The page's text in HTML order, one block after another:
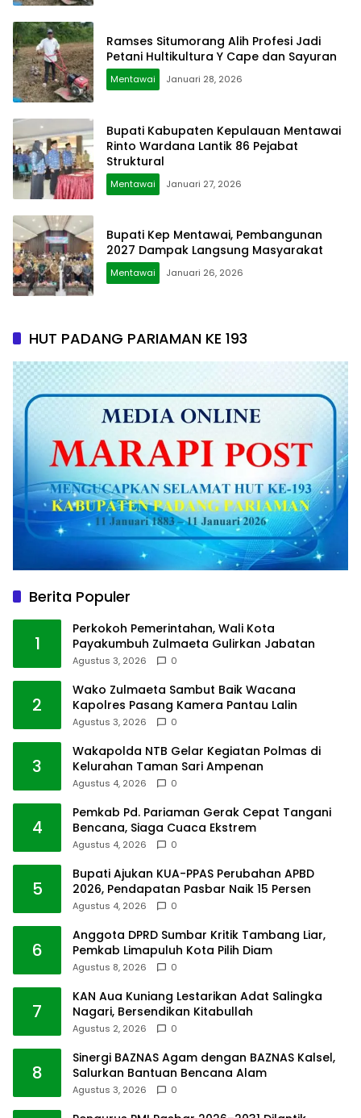
Ramses Situmorang Alih Profesi Jadi
Petani Hultikultura Y Cape dan Sayuran
Mentawai Januari 28, 2026
Bupati Kabupaten Kepulauan Mentawai
Rinto Wardana Lantik 86 Pejabat
Struktural
Mentawai Januari 27, 2026
Bupati Kep Mentawai, Pembangunan
2027 Dampak Langsung Masyarakat
Mentawai Januari 26, 2026
HUT PADANG PARIAMAN KE 193
Berita Populer
1
Perkokoh Pemerintahan, Wali Kota
Payakumbuh Zulmaeta Gulirkan Jabatan
Agustus 3, 2026 0
2
Wako Zulmaeta Sambut Baik Wacana
Kapolres Pasang Kamera Pantau Lalin
Agustus 3, 2026 0
3
Wakapolda NTB Gelar Kegiatan Polmas di
Kelurahan Taman Sari Ampenan
Agustus 4, 2026 0
4
Pemkab Pd. Pariaman Gerak Cepat Tangani
Bencana, Siaga Cuaca Ekstrem
Agustus 4, 2026 0
5
Bupati Ajukan KUA-PPAS Perubahan APBD
2026, Pendapatan Pasbar Naik 15 Persen
Agustus 4, 2026 0
6
Anggota DPRD Sumbar Kritik Tambang Liar,
Pemkab Limapuluh Kota Pilih Diam
Agustus 8, 2026 0
7
KAN Aua Kuniang Lestarikan Adat Salingka
Nagari, Bersendikan Kitabullah
Agustus 2, 2026 0
8
Sinergi BAZNAS Agam dengan BAZNAS Kalsel,
Salurkan Bantuan Bencana Alam
Agustus 3, 2026 0